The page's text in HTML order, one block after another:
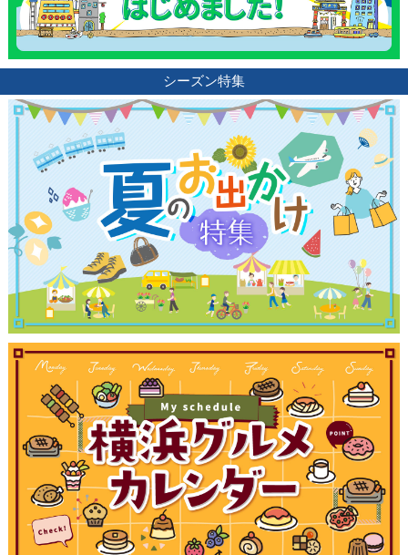
シーズン特集
観光ガイド
ランキング
ブログ記事
サイトについて